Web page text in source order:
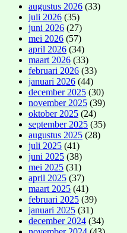
augustus 2026 (33)
juli 2026 (35)
juni 2026 (27)
mei 2026 (57)
april 2026 (34)
maart 2026 (33)
februari 2026 (33)
januari 2026 (44)
december 2025 (30)
november 2025 (39)
oktober 2025 (24)
september 2025 (35)
augustus 2025 (28)
juli 2025 (41)
juni 2025 (38)
mei 2025 (31)
april 2025 (37)
maart 2025 (41)
februari 2025 (39)
januari 2025 (31)
december 2024 (34)